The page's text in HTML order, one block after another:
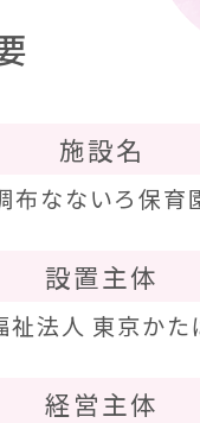
施設名
布なないろ保育
設置主体
祉法人 東京かた
経営主体